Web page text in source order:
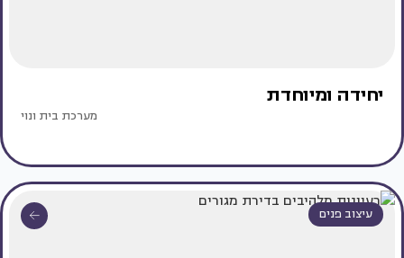
יחידה ומיוחדת
מערכת בית ונוי
עיצוב פנים